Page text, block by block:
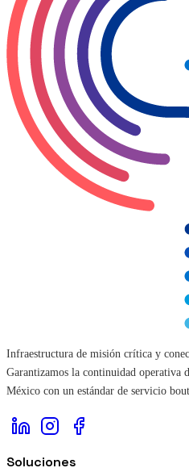
Infraestructura de misión crítica y
Garantizamos la continuidad operativa
México con un estándar de servicio
Soluciones